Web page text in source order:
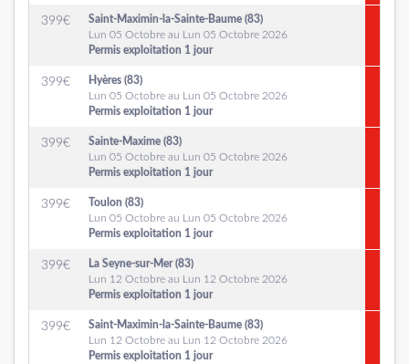
399€
Saint-Maximin-la-Sainte-Baume (83)
Lun 05 Octobre au Lun 05 Octobre 2026
Permis exploitation 1 jour
399€
Hyères (83)
Lun 05 Octobre au Lun 05 Octobre 2026
Permis exploitation 1 jour
399€
Sainte-Maxime (83)
Lun 05 Octobre au Lun 05 Octobre 2026
Permis exploitation 1 jour
399€
Toulon (83)
Lun 05 Octobre au Lun 05 Octobre 2026
Permis exploitation 1 jour
399€
La Seyne-sur-Mer (83)
Lun 12 Octobre au Lun 12 Octobre 2026
Permis exploitation 1 jour
399€
Saint-Maximin-la-Sainte-Baume (83)
Lun 12 Octobre au Lun 12 Octobre 2026
Permis exploitation 1 jour